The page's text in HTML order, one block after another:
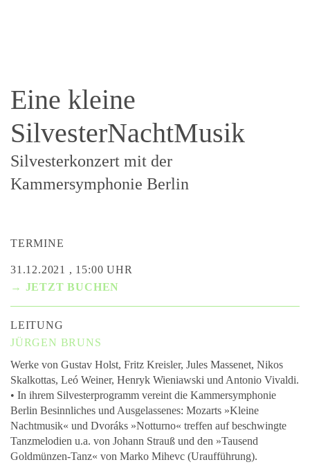
Eine kleine
SilvesterNachtMusik
Silvesterkonzert mit der
Kammersymphonie Berlin
TERMINE
31.12.2021 , 15:00 UHR
→ JETZT BUCHEN
LEITUNG
JÜRGEN BRUNS
Werke von Gustav Holst, Fritz Kreisler, Jules Massenet, Nikos
Skalkottas, Leó Weiner, Henryk Wieniawski und Antonio Vivaldi.
• In ihrem Silvesterprogramm vereint die Kammersymphonie
Berlin Besinnliches und Ausgelassenes: Mozarts »Kleine
Nachtmusik« und Dvoráks »Notturno« treffen auf beschwingte
Tanzmelodien u.a. von Johann Strauß und den »Tausend
Goldmünzen-Tanz« von Marko Mihevc (Uraufführung).